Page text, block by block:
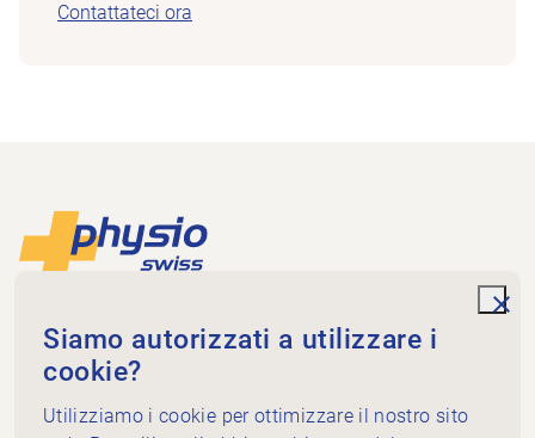
Contattateci ora
Piè di pagina
Physioswiss
Dammweg 3
3013 Bern
+41 58 255 36 00
Siamo autorizzati a utilizzare i
cookie?
Utilizziamo i cookie per ottimizzare il nostro sito